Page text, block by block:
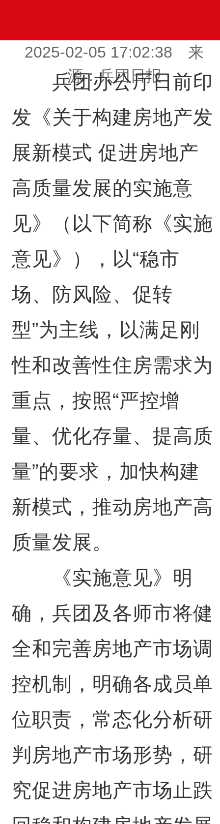
2025-02-05 17:02:38 来
源：兵团日报
兵团办公厅日前印
发《关于构建房地产发
展新模式 促进房地产
高质量发展的实施意
见》（以下简称《实施
意见》），以“稳市
场、防风险、促转
型”为主线，以满足刚
性和改善性住房需求为
重点，按照“严控增
量、优化存量、提高质
量”的要求，加快构建
新模式，推动房地产高
质量发展。
《实施意见》明
确，兵团及各师市将健
全和完善房地产市场调
控机制，明确各成员单
位职责，常态化分析研
判房地产市场形势，研
究促进房地产市场止跌